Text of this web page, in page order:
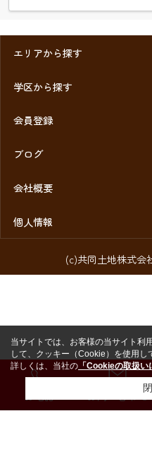
エリアから探す
学区から探す
会員登録
ブログ
会社概要
個人情報
(c)共同土地株式会
お問い合わせ
当サイトでは、お客様の当サイト利
して、クッキー（Cookie）を使用し
詳しくは、当社の 「Cookieの取扱い